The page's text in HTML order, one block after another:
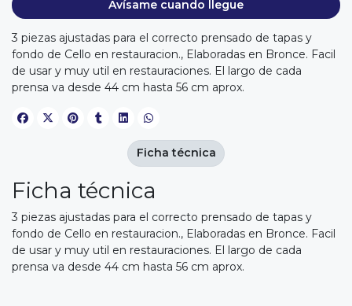
Avísame cuando llegue
3 piezas ajustadas para el correcto prensado de tapas y
fondo de Cello en restauracion., Elaboradas en Bronce. Facil
de usar y muy util en restauraciones. El largo de cada
prensa va desde 44 cm hasta 56 cm aprox.
Ficha técnica
3 piezas ajustadas para el correcto prensado de tapas y
fondo de Cello en restauracion., Elaboradas en Bronce. Facil
de usar y muy util en restauraciones. El largo de cada
prensa va desde 44 cm hasta 56 cm aprox.
Ficha técnica